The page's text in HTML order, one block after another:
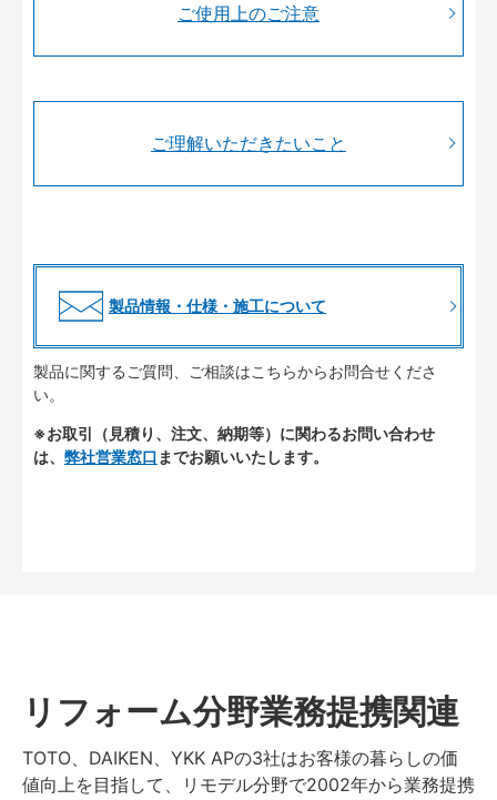
ご使用上のご注意
ご理解いただきたいこと
製品情報・仕様・施工について
製品に関するご質問、ご相談はこちらからお問合せくださ
い。
※お取引（見積り、注文、納期等）に関わるお問い合わせ
は、 弊社営業窓口 までお願いいたします。
リフォーム分野業務提携関連
TOTO、DAIKEN、YKK APの3社はお客様の暮らしの価
値向上を目指して、リモデル分野で2002年から業務提携